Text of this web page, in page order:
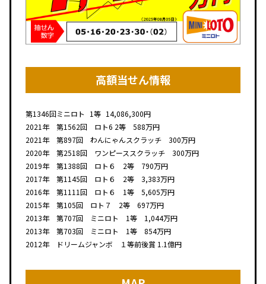
高額当せん情報
第1346回ミニロト 1等 14,086,300円
2021年 第1562回 ロト6 2等 588万円
2021年 第897回 わんにゃんスクラッチ 300万円
2020年 第2518回 ワンピーススクラッチ 300万円
2019年 第1388回 ロト６ 2等 790万円
2017年 第1145回 ロト６ 2等 3,383万円
2016年 第1111回 ロト６ 1等 5,605万円
2015年 第105回 ロト７ 2等 697万円
2013年 第707回 ミニロト 1等 1,044万円
2013年 第703回 ミニロト 1等 854万円
2012年 ドリームジャンボ １等前後賞 1.1億円